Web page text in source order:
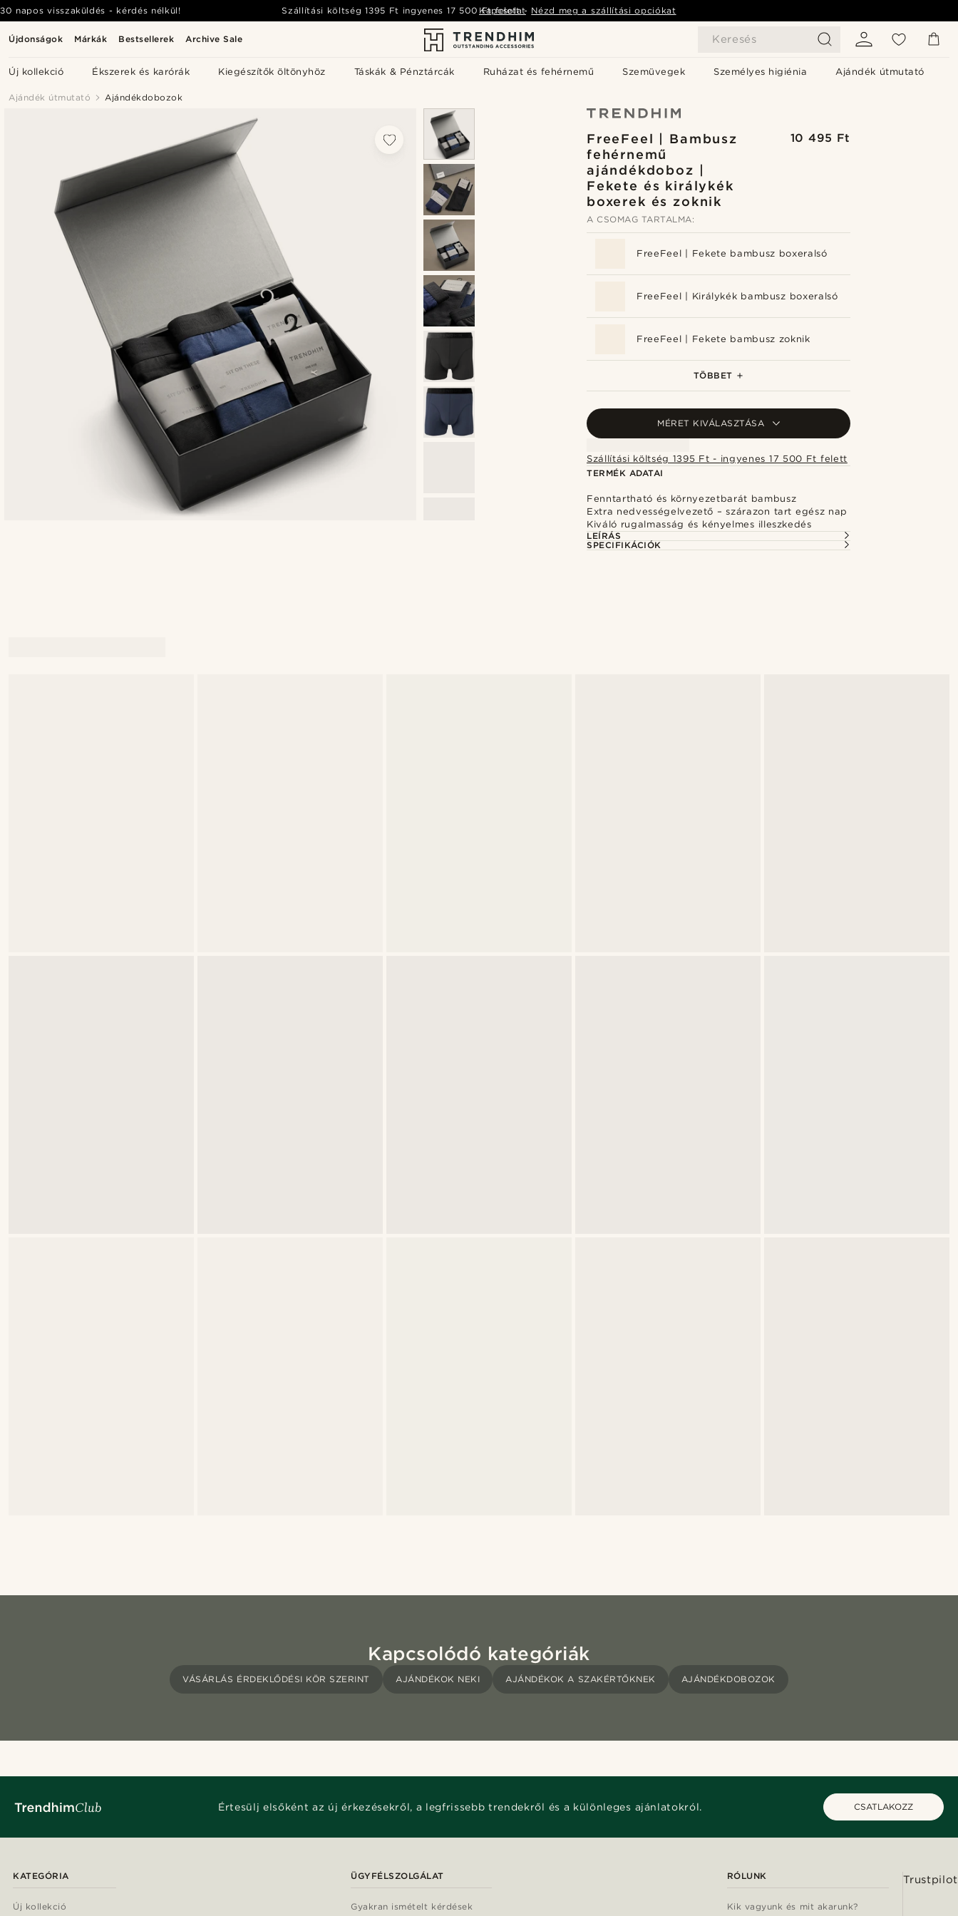
Újdonságok Márkák Bestsellerek Archive Sale Keresés
Új kollekció Ékszerek és karórák Kiegészítők öltönyhöz Táskák & Pénztárcák Ruházat és fehérnemű Szemüvegek Személyes higiénia Ajándék útmutató
30 napos visszaküldés - kérdés nélkül! Szállítási költség1395 Ft ingyenes 17 500 Ft felett- Nézd meg a szállítási opciókat
Kapcsolat
Ajándék útmutató Ajándékdobozok
FreeFeel | Bambusz
fehérnemű
ajándékdoboz |
Fekete és királykék
boxerek és zoknik
10 495 Ft
A CSOMAG TARTALMA:
FreeFeel | Fekete bambusz boxeralsó
FreeFeel | Királykék bambusz boxeralsó
FreeFeel | Fekete bambusz zoknik
FreeFeel | Királykék bambusz zoknik
TÖBBET
MÉRET KIVÁLASZTÁSA
Szállítási költség 1395 Ft - ingyenes 17 500 Ft felett
TERMÉK ADATAI
Fenntartható és környezetbarát bambusz
Extra nedvességelvezető – szárazon tart egész nap
Kiváló rugalmasság és kényelmes illeszkedés
LEÍRÁS
SPECIFIKÁCIÓK
Kapcsolódó kategóriák
VÁSÁRLÁS ÉRDEKLŐDÉSI KÖR SZERINT AJÁNDÉKOK NEKI AJÁNDÉKOK A SZAKÉRTŐKNEK AJÁNDÉKDOBOZOK
Értesülj elsőként az új érkezésekről, a legfrissebb trendekről és a különleges ajánlatokról. CSATLAKOZZ
KATEGÓRIA
Új kollekció
ÜGYFÉLSZOLGÁLAT
Gyakran ismételt kérdések
RÓLUNK
Kik vagyunk és mit akarunk?
Trustpilot